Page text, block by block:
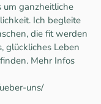
um ganzheitliche
Ich begleite
die fit werden
glückliches Leben
Mehr Infos
uns/